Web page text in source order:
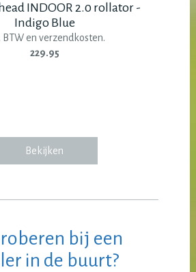
INDOOR 2.0 rollator -
Indigo Blue
BTW en verzendkosten.
229.95
Bekijken
bij een
in de buurt?